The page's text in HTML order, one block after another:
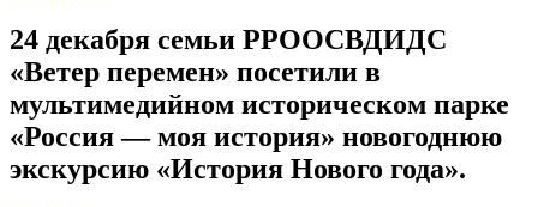
24 декабря семьи РРООСВДИДС
«Ветер перемен» посетили в
мультимедийном историческом парке
«Россия — моя история» новогоднюю
экскурсию «История Нового года».